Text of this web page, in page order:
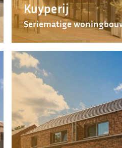
Kuyperij
Seriematige